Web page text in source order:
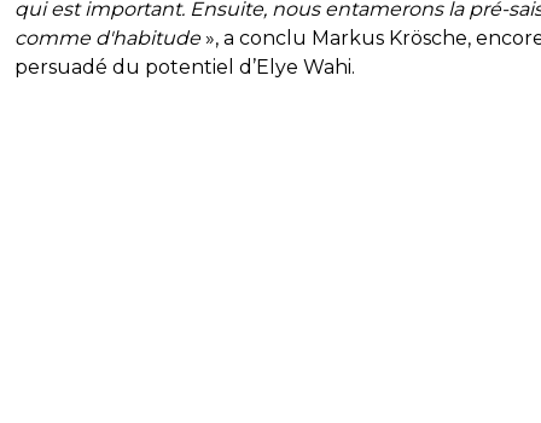
qui est important. Ensuite, nous entamerons la pré-
comme d'habitude», a conclu Markus Krösche,
persuadé du potentiel d’Elye Wahi.